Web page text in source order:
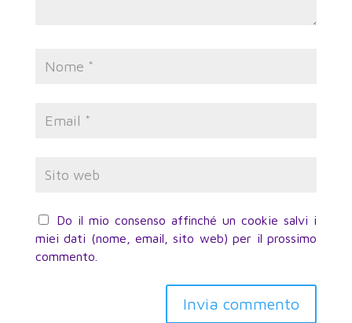
Do il mio consenso affinché un cookie salvi i
miei dati (nome, email, sito web) per il prossimo
commento.
Invia commento